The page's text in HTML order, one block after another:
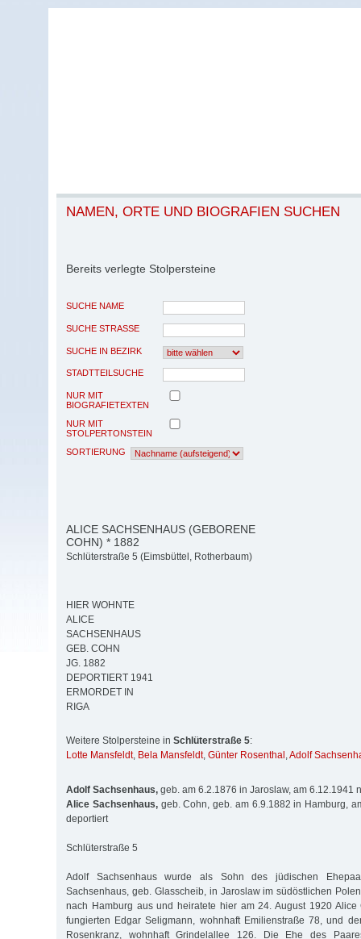
NAMEN, ORTE UND BIOGRAFIEN SUCHEN
Bereits verlegte Stolpersteine
SUCHE NAME
SUCHE STRASSE
SUCHE IN BEZIRK
STADTTEILSUCHE
NUR MIT
BIOGRAFIETEXTEN
NUR MIT
STOLPERTONSTEIN
SORTIERUNG
ALICE SACHSENHAUS (GEBORENE
COHN) * 1882
Schlüterstraße 5 (Eimsbüttel, Rotherbaum)
HIER WOHNTE
ALICE
SACHSENHAUS
GEB. COHN
JG. 1882
DEPORTIERT 1941
ERMORDET IN
RIGA
Weitere Stolpersteine in Schlüterstraße 5:
Lotte Mansfeldt, Bela Mansfeldt, Günter Rosenthal ,Adolf
Adolf Sachsenhaus, geb. am 6.2.1876 in Jaroslaw, am 6.12.1941
Alice Sachsenhaus,geb. Cohn, geb. am 6.9.1882 in Hamburg,
deportiert
Schlüterstraße 5
Adolf Sachsenhaus wurde als Sohn des jüdischen
Sachsenhaus, geb. Glasscheib, in Jaroslaw im südöstlichen
nach Hamburg aus und heiratete hier am 24. August 1920 Alice
fungierten Edgar Seligmann, wohnhaft Emilienstraße 78, und
Rosenkranz, wohnhaft Grindelallee 126. Die Ehe des